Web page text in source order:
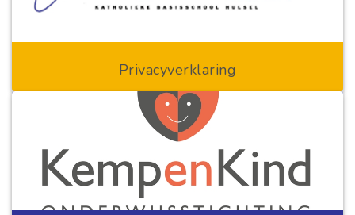
Privacyverklaring